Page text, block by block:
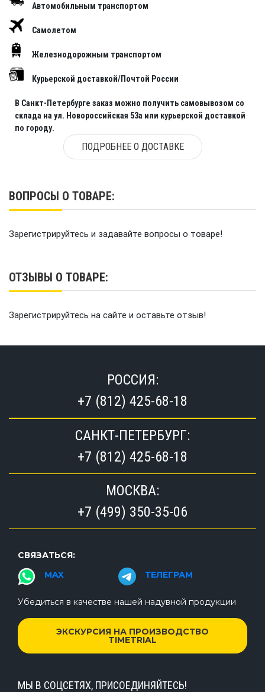
Автомобильным транспортом
Самолетом
Железнодорожным транспортом
Курьерской доставкой/Почтой России
В Санкт-Петербурге заказ можно получить самовывозом со
склада на ул. Новороссийская 53а или курьерской доставкой
по городу.
ПОДРОБНЕЕ О ДОСТАВКЕ
ВОПРОСЫ О ТОВАРЕ:
Зарегистрируйтесь и задавайте вопросы о товаре!
ОТЗЫВЫ О ТОВАРЕ:
Зарегистрируйтесь на сайте и оставьте отзыв!
РОССИЯ:
+7 (812) 425-68-18
САНКТ-ПЕТЕРБУРГ:
+7 (812) 425-68-18
МОСКВА:
+7 (499) 350-35-06
СВЯЗАТЬСЯ:
MAX
ТЕЛЕГРАМ
Убедиться в качестве нашей надувной продукции
ЭКСКУРСИЯ НА ПРОИЗВОДСТВО
TIMETRIAL
МЫ В СОЦСЕТЯХ, ПРИСОЕДИНЯЙТЕСЬ!